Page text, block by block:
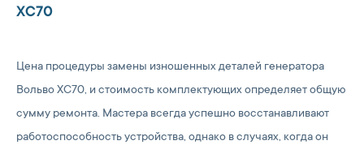
XC70
Цена процедуры замены изношенных деталей генератора
Вольво ХС70, и стоимость комплектующих определяет общую
сумму ремонта. Мастера всегда успешно восстанавливают
работоспособность устройства, однако в случаях, когда он